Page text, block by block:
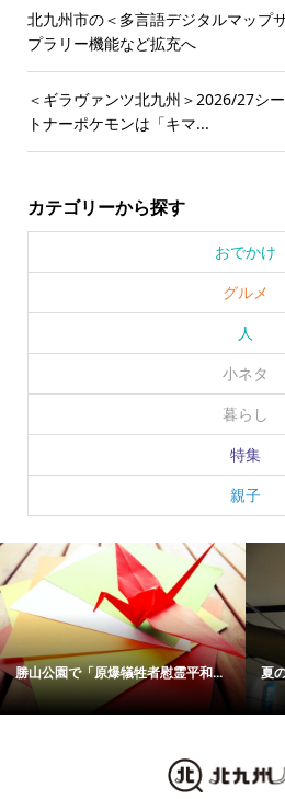
北九州市の＜多言語デジタルマッ
プラリー機能など拡充へ
＜ギラヴァンツ北九州＞2026/27シ
トナーポケモンは「キマ...
カテゴリーから探す
おでかけ
グルメ
人
小ネタ
暮らし
特集
親子
勝山公園で「原爆犠牲者慰霊平和... 夏